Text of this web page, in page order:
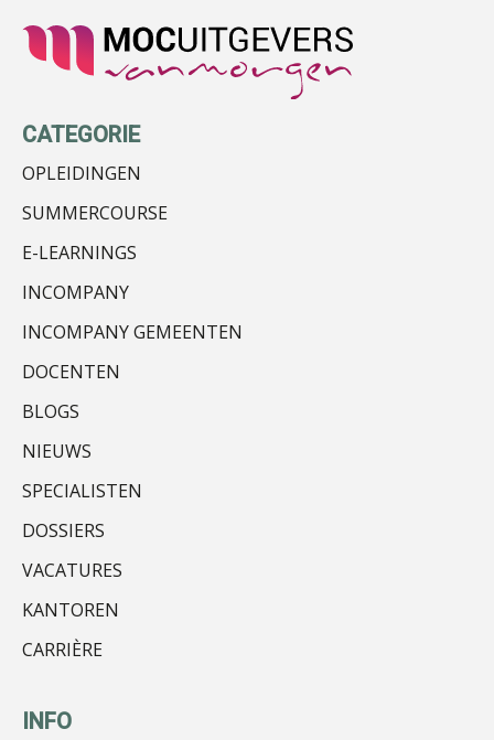
Guney Bagislayici
CATEGORIE
OPLEIDINGEN
SUMMERCOURSE
E-LEARNINGS
INCOMPANY
INCOMPANY GEMEENTEN
DOCENTEN
BLOGS
NIEUWS
SPECIALISTEN
DOSSIERS
VACATURES
KANTOREN
CARRIÈRE
INFO